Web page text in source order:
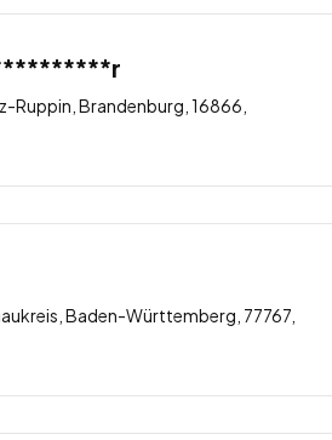
Ruppin, Brandenburg, 16866,
Baden-Württemberg, 77767,